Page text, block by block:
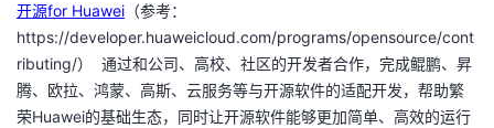
发
者
开源for Huawei （参考：
https://developer.huaweicloud.com/programs/opensource/cont
ributing/） 通过和公司、高校、社区的开发者合作，完成鲲鹏、昇
腾、欧拉、鸿蒙、高斯、云服务等与开源软件的适配开发，帮助繁
荣Huawei的基础生态，同时让开源软件能够更加简单、高效的运行